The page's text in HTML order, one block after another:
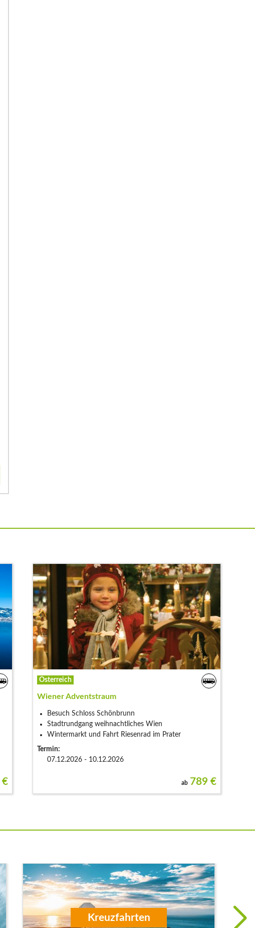
€
Österreich
Wiener Adventstraum
Besuch Schloss Schönbrunn
Stadtrundgang weihnachtliches Wien
Wintermarkt und Fahrt Riesenrad im Prater
Termin:
07.12.2026 - 10.12.2026
ab 789 €
Aktivreisen